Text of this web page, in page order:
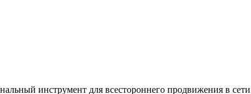
инструмент для всестороннего продвижения в сети